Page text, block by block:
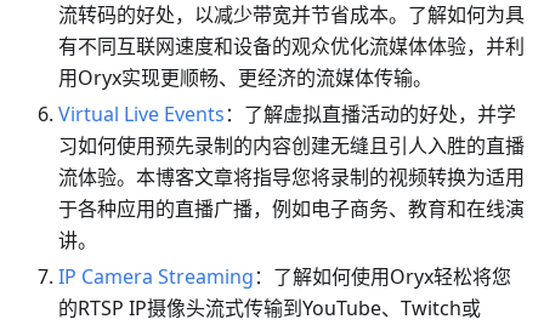
流转码的好处，以减少带宽并节省成本。了解如何为具
有不同互联网速度和设备的观众优化流媒体体验，并利
用Oryx实现更顺畅、更经济的流媒体传输。
Virtual Live Events：了解虚拟直播活动的好处，并学
习如何使用预先录制的内容创建无缝且引人入胜的直播
流体验。本博客文章将指导您将录制的视频转换为适用
于各种应用的直播广播，例如电子商务、教育和在线演
讲。
IP Camera Streaming：了解如何使用Oryx轻松将您
的RTSP IP摄像头流式传输到YouTube、Twitch或